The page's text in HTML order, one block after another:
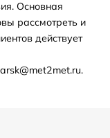
Основная
рассмотреть и
действует